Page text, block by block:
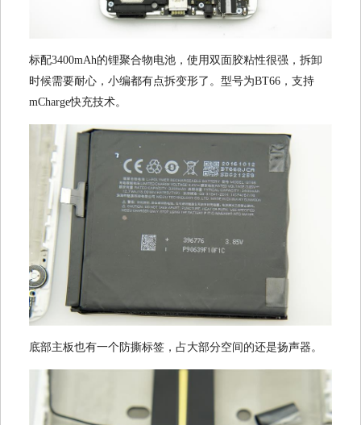
标配3400mAh的锂聚合物电池，使用双面胶粘性很强，拆卸
时候需要耐心，小编都有点拆变形了。型号为BT66，支持
mCharge快充技术。
底部主板也有一个防撕标签，占大部分空间的还是扬声器。